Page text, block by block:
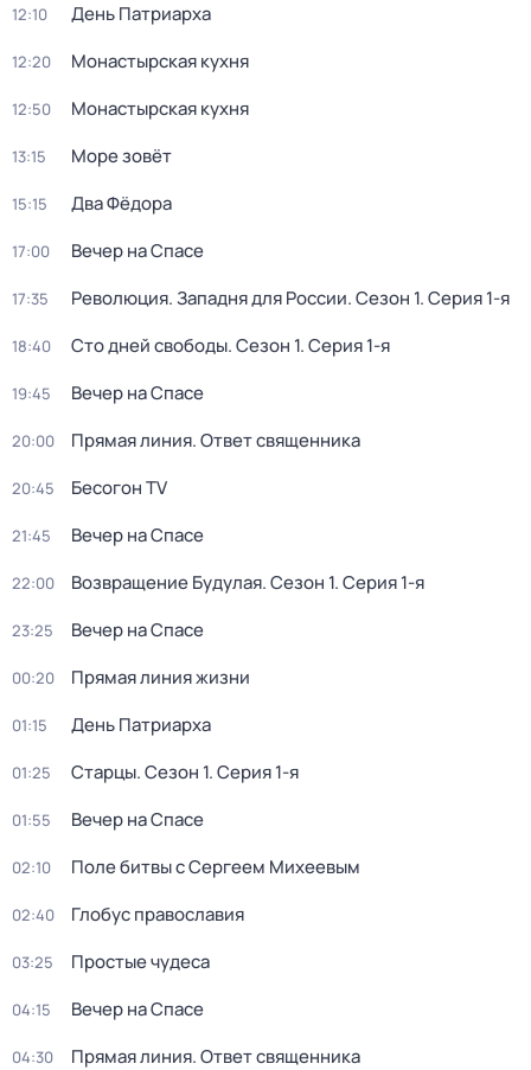
12:10 День Патриарха
12:20 Монастырская кухня
12:50 Монастырская кухня
13:15 Море зовёт
15:15 Два Фёдора
17:00 Вeчер на Спасe
17:35 Революция. Западня для России. Сезон 1. Серия 1-я
18:40 Сто дней свободы. Сезон 1. Серия 1-я
19:45 Вeчер на Спасe
20:00 Прямая линия. Ответ священника
20:45 Бесогон TV
21:45 Вeчер на Спасe
22:00 Возвращение Будулая. Сезон 1. Серия 1-я
23:25 Вeчер на Спасe
00:20 Прямая линия жизни
01:15 День Патриарха
01:25 Старцы. Сезон 1. Серия 1-я
01:55 Вeчер на Спасe
02:10 Поле битвы с Сергеем Михеевым
02:40 Глобус православия
03:25 Простые чудеса
04:15 Вeчер на Спасe
04:30 Прямая линия. Ответ священника